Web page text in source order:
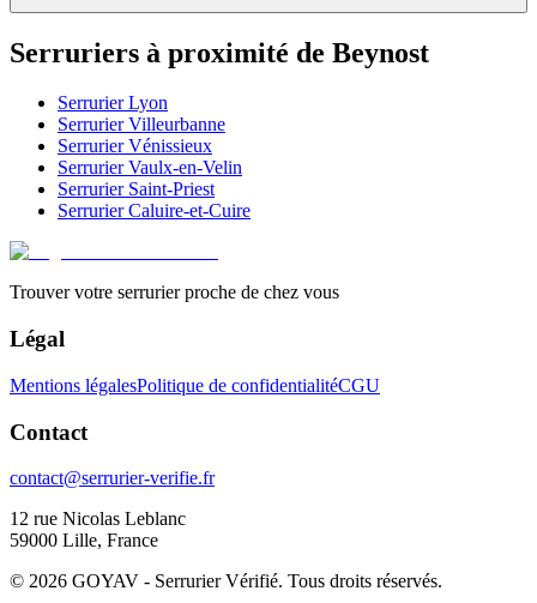
Serruriers à proximité de Beynost
SerrurierLyon
SerrurierVilleurbanne
SerrurierVénissieux
SerrurierVaulx-en-Velin
Serrurier Saint-Priest
SerrurierCaluire-et-Cuire
Trouver votre serrurier proche de chez vous
Légal
Mentions légalesPolitique de confidentialitéCGU
Contact
contact@serrurier-verifie.fr
12 rue Nicolas Leblanc
59000 Lille, France
© 2026 GOYAV - Serrurier Vérifié. Tous droits réservés.